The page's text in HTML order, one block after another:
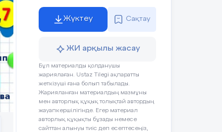
Жүктеу Сақтау
ЖИ арқылы жасау
Бұл материалды қолданушы
жариялаған. Ustaz Tilegi ақпаратты
жеткізуші ғана болып табылады.
Жарияланған материалдың мазмұны
мен авторлық құқық толықтай автордың
жауапкершілігінде. Егер материал
авторлық құқықты бұзады немесе
сайттан алынуы тиіс деп есептесеңіз,